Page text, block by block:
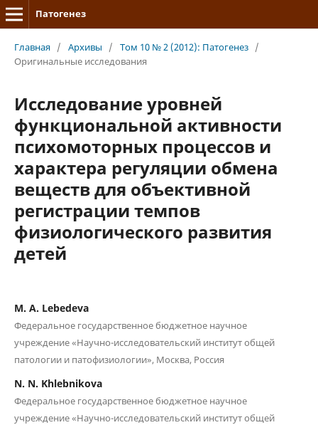
Патогенез
Главная / Архивы / Том 10 № 2 (2012): Патогенез /
Оригинальные исследования
Исследование уровней
функциональной активности
психомоторных процессов и
характера регуляции обмена
веществ для объективной
регистрации темпов
физиологического развития
детей
M. A. Lebedeva
Федеральное государственное бюджетное научное
учреждение «Научно-исследовательский институт общей
патологии и патофизиологии», Москва, Россия
N. N. Khlebnikova
Федеральное государственное бюджетное научное
учреждение «Научно-исследовательский институт общей